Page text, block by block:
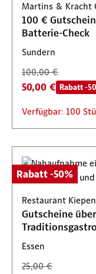
Martins & Kracht
100 €
Batterie-Check
Sundern
100,00 €
50,00 € Rabatt -
Verfügbar: 100
Rabatt -50%
Restaurant
Gutscheine
Essen
25,00 €